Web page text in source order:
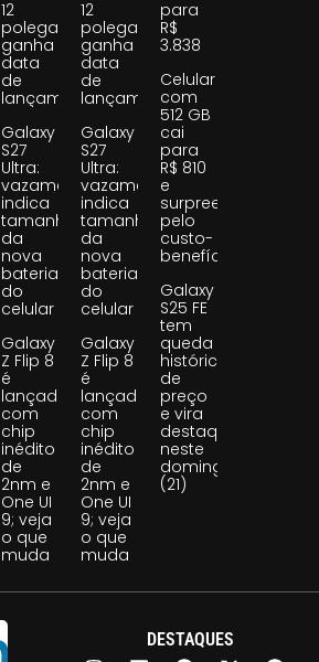
12
polegadas
ganha
data
de
lançamento
Galaxy
S27
Ultra:
vazamento
indica
tamanho
da
nova
bateria
do
celular
Galaxy
Z Flip 8
é
lançado
com
chip
inédito
de
2nm e
One UI
9; veja
o que
muda
12
polegadas
ganha
data
de
lançamento
Galaxy
S27
Ultra:
vazamento
indica
tamanho
da
nova
bateria
do
celular
Galaxy
Z Flip 8
é
lançado
com
chip
inédito
de
2nm e
One UI
9; veja
o que
muda
para
R$
3.838
Celular
com
512 GB
cai
para
R$ 810
e
surpreende
pelo
custo-
benefício
Galaxy
S25 FE
tem
queda
histórica
de
preço
e vira
destaque
neste
domingo
(21)
DESTAQUES